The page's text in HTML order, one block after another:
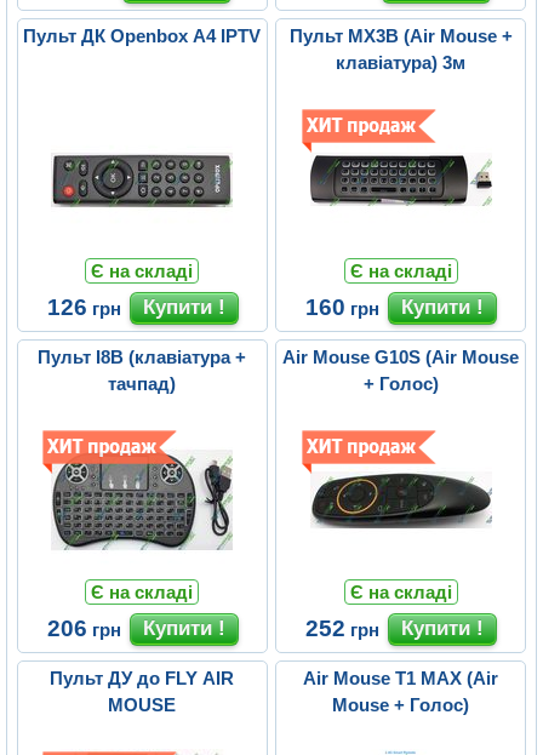
Пульт ДК Openbox A4 IPTV
Є на складі
126 грн
Пульт MX3B (Air Mouse +
клавіатура) 3м
Є на складі
160 грн
Пульт I8B (клавіатура +
тачпад)
Є на складі
206 грн
Air Mouse G10S (Air Mouse
+ Голос)
Є на складі
252 грн
Пульт ДУ до FLY AIR
MOUSE
Air Mouse T1 MAX (Air
Mouse + Голос)